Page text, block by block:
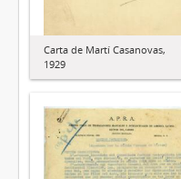
Carta de Martí Casanovas,
1929